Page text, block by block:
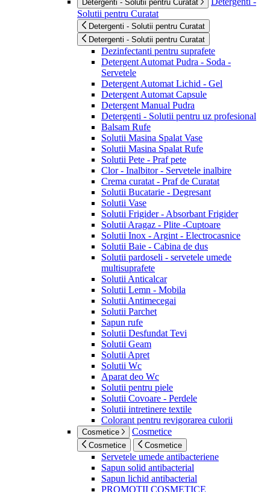
Detergenti - Solutii pentru Curatat
Solutii pentru Curatat
Detergenti - Solutii pentru Curatat
Detergenti - Solutii pentru Curatat
Dezinfectanti pentru suprafete
Detergent Automat Pudra - Soda -
Servetele
Detergent Automat Lichid - Gel
Detergent Automat Capsule
Detergent Manual Pudra
Detergenti - Solutii pentru uz profesional
Balsam Rufe
Solutii Masina Spalat Vase
Solutii Masina Spalat Rufe
Solutii Pete - Praf pete
Clor - Inalbitor - Servetele inalbire
Crema curatat - Praf de Curatat
Solutii Bucatarie - Degresant
Solutii Vase
Solutii Frigider - Absorbant Frigider
Solutii Aragaz - Plite -Cuptoare
Solutii Inox - Argint - Electrocasnice
Solutii Baie - Cabina de dus
Solutii pardoseli - servetele umede
multisuprafete
Solutii Anticalcar
Solutii Lemn - Mobila
Solutii Antimecegai
Solutii Parchet
Sapun rufe
Solutii Desfundat Tevi
Solutii Geam
Solutii Apret
Solutii Wc
Aparat deo Wc
Solutii pentru piele
Solutii Covoare - Perdele
Solutii intretinere textile
Colorant pentru revigorarea culorii
Cosmetice Cosmetice
Cosmetice Cosmetice
Servetele umede antibacteriene
Sapun solid antibacterial
Sapun lichid antibacterial
PROMOTII COSMETICE